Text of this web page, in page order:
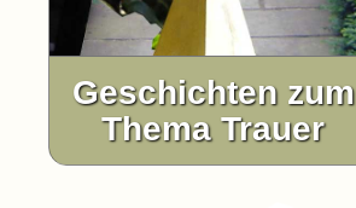
Geschichten zum
Thema Trauer